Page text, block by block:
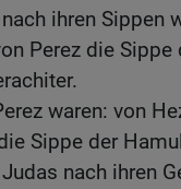
ihren Sippen
Perez die Sippe
waren: von
Sippe der
nach ihren